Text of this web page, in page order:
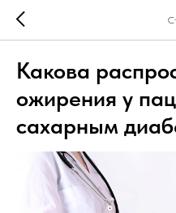
Какова
ожирения у
сахарным